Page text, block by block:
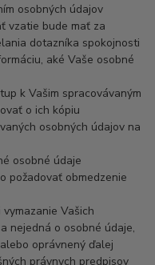
osobných údajov
vzatie bude mať za
dotazníka spokojnosti
aké Vaše osobné
k Vašim spracovávaným
o ich kópiu
osobných údajov na
osobné údaje
požadovať obmedzenie
Vašich
nejedná o osobné údaje,
oprávnený ďalej
právnych predpisov